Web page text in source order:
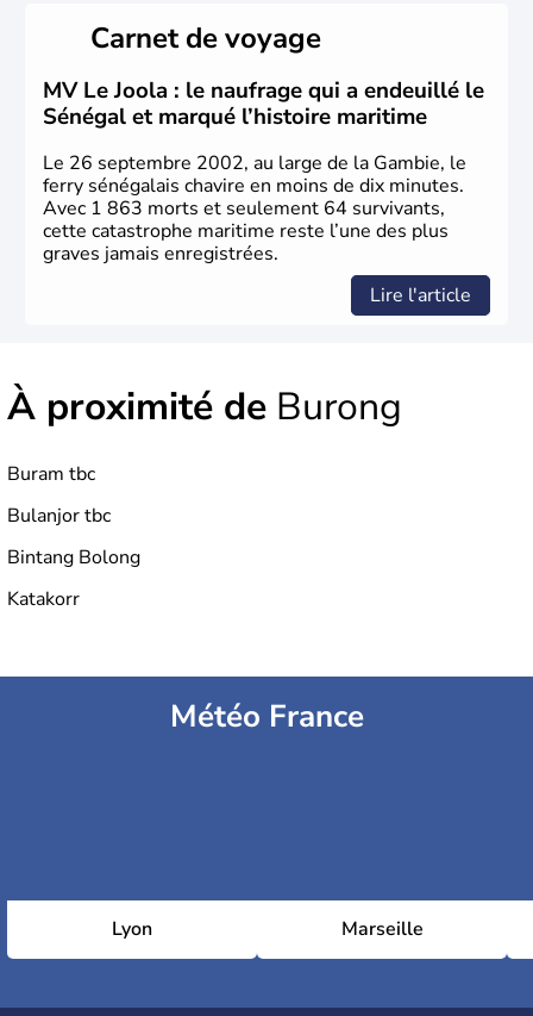
Carnet de voyage
MV Le Joola : le naufrage qui a endeuillé le
Sénégal et marqué l’histoire maritime
Le 26 septembre 2002, au large de la Gambie, le
ferry sénégalais chavire en moins de dix minutes.
Avec 1 863 morts et seulement 64 survivants,
cette catastrophe maritime reste l’une des plus
graves jamais enregistrées.
Lire l'article
À proximité de Burong
Buram tbc
Bulanjor tbc
Bintang Bolong
Katakorr
Météo France
Lyon Marseille